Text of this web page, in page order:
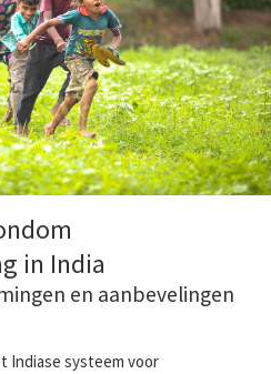
in India
en aanbevelingen
Indiase systeem voor